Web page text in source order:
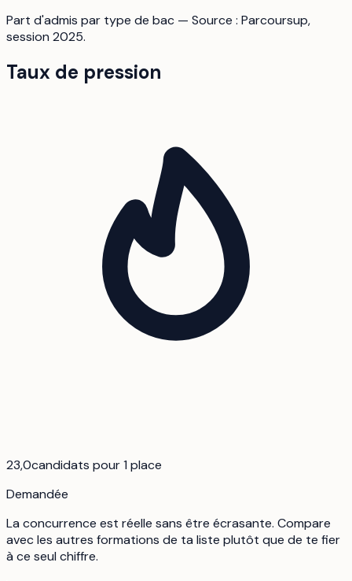
Part d'admis par type de bac — Source : Parcoursup,
session 2025.
Taux de pression
23,0candidats pour 1 place
Demandée
La concurrence est réelle sans être écrasante. Compare
avec les autres formations de ta liste plutôt que de te fier
à ce seul chiffre.